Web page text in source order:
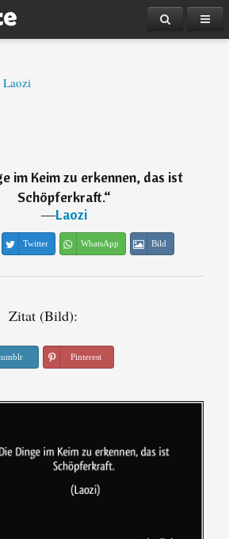
Laozi
im Keim zu erkennen, das ist
Schöpferkraft.“
―Laozi
Twitter WhatsApp Bild
Zitat (Bild):
Pinterest